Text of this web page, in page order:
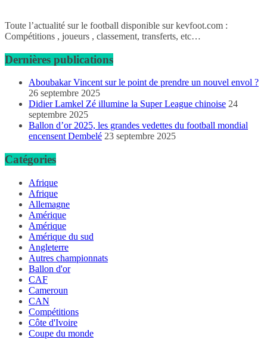
Toute l’actualité sur le football disponible sur kevfoot.com :
Compétitions , joueurs , classement, transferts, etc…
Dernières publications
Aboubakar Vincent sur le point de prendre un nouvel envol ?
26 septembre 2025
Didier Lamkel Zé illumine la Super League chinoise 24
septembre 2025
Ballon d’or 2025, les grandes vedettes du football mondial
encensent Dembelé 23 septembre 2025
Catégories
Afrique
Afrique
Allemagne
Amérique
Amérique
Amérique du sud
Angleterre
Autres championnats
Ballon d'or
CAF
Cameroun
CAN
Compétitions
Côte d'Ivoire
Coupe du monde